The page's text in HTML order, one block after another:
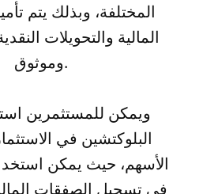
المختلفة، وبذلك يتم
المالية والتحويلات
وموثوق.
ويمكن للمستثمرين
البلوكتشين في
الأسهم، حيث يمكن
في تسجيل الصفقات